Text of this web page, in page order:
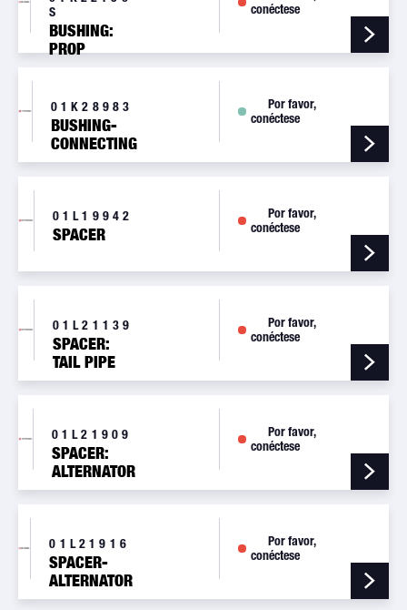
S
BUSHING:
PROP
conéctese
01K28983
BUSHING-
CONNECTING
ROD-UPPER
Por favor,
conéctese
01L19942
SPACER
Por favor,
conéctese
01L21139
SPACER:
TAIL PIPE
Por favor,
conéctese
01L21909
SPACER:
ALTERNATOR
BKT INNER,
Por favor,
conéctese
01L21916
SPACER-
ALTERNATOR
(PRESTOLITE)
Por favor,
conéctese